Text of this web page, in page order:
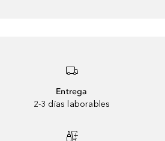
Entrega
2-3 días laborables